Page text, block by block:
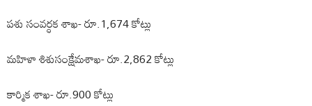
పశు సంవర్ధక శాఖ- రూ.1,674 కోట్లు
మహిళా శిశుసంక్షేమశాఖ- రూ.2,862 కోట్లు
కార్మిక శాఖ- రూ.900 కోట్లు